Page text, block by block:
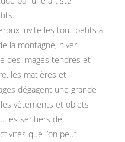
invite les tout-petits à
la montagne, hiver
des images tendres et
les matières et
dégagent une grande
vêtements et objets
les sentiers de
que l’on peut